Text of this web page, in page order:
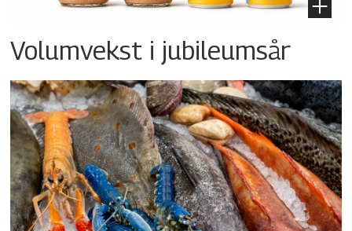
Volumvekst i jubileumsår